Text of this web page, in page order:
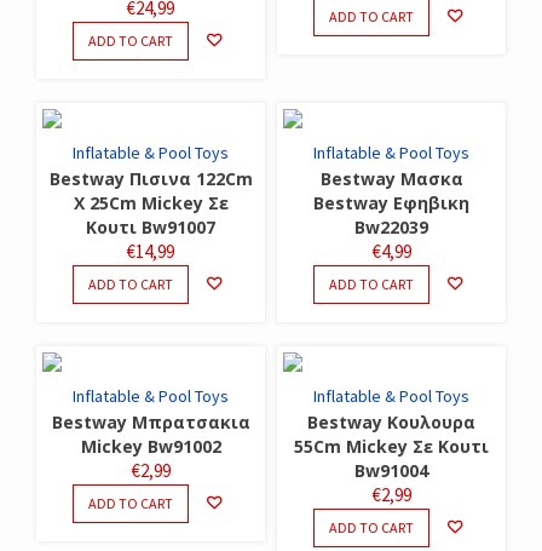
€24,99
ADD TO CART
ADD TO CART
Inflatable & Pool Toys
Bestway Πισινα 122Cm
X 25Cm Mickey Σε
Κουτι Bw91007
€14,99
ADD TO CART
Inflatable & Pool Toys
Bestway Μασκα
Bestway Εφηβικη
Bw22039
€4,99
ADD TO CART
Inflatable & Pool Toys
Bestway Μπρατσακια
Mickey Bw91002
€2,99
ADD TO CART
Inflatable & Pool Toys
Bestway Κουλουρα
55Cm Mickey Σε Κουτι
Bw91004
€2,99
ADD TO CART